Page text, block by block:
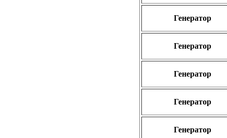
Генератор
Генератор
Генератор
Генератор
Генератор